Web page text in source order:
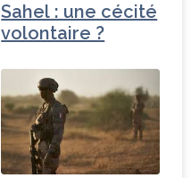
Sahel : une cécité
volontaire ?